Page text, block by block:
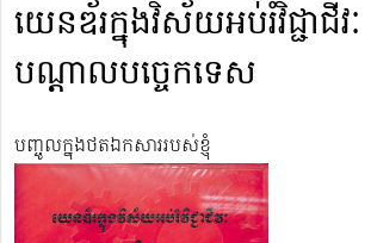
យេនឌ័រក្នុងវិស័យអប់រំវិជ្ជាជី
បណ្តាលបច្ចេកទេស
បញ្ចូលក្នុងថតឯកសាររបស់ខ្ញុំ